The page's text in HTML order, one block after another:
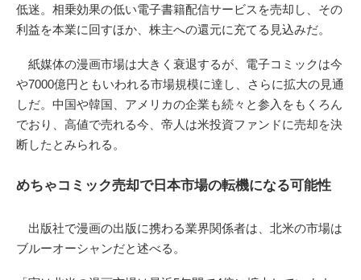
低迷。相乗効果の低い電子書籍配信サービスを売却し、その
利益を本業に回すほか、株主への還元に充てる見込みだ。
紙媒体の漫画市場は大きく衰退するが、電子コミックは今
や7000億円ともいわれる市場規模に達し、さらに拡大の見通
しだ。中国や韓国、アメリカの企業も続々と参入をもくろん
でおり、高値で売れる今、帝人は米投資ファンドに売却を決
断したとみられる。
めちゃコミック売却で日本市場の転機になる可能性
出版社で漫画の出版に携わる業界関係者は、北米の市場は
ブルーオーシャンだと述べる。